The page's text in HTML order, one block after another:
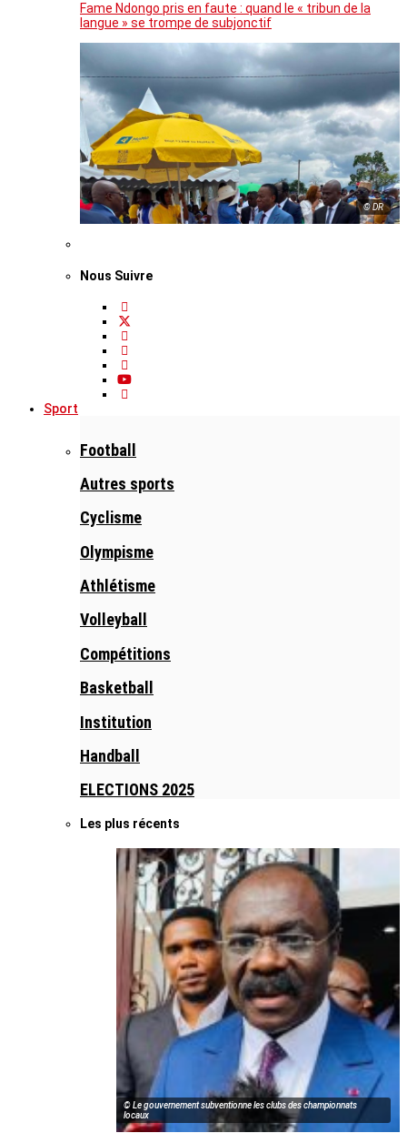
Fame Ndongo pris en faute : quand le « tribun de la
langue » se trompe de subjonctif
© DR
Nous Suivre
Sport
Football
Autres sports
Cyclisme
Olympisme
Athlétisme
Volleyball
Compétitions
Basketball
Institution
Handball
ELECTIONS 2025
Les plus récents
© Le gouvernement subventionne les clubs des championnats
locaux